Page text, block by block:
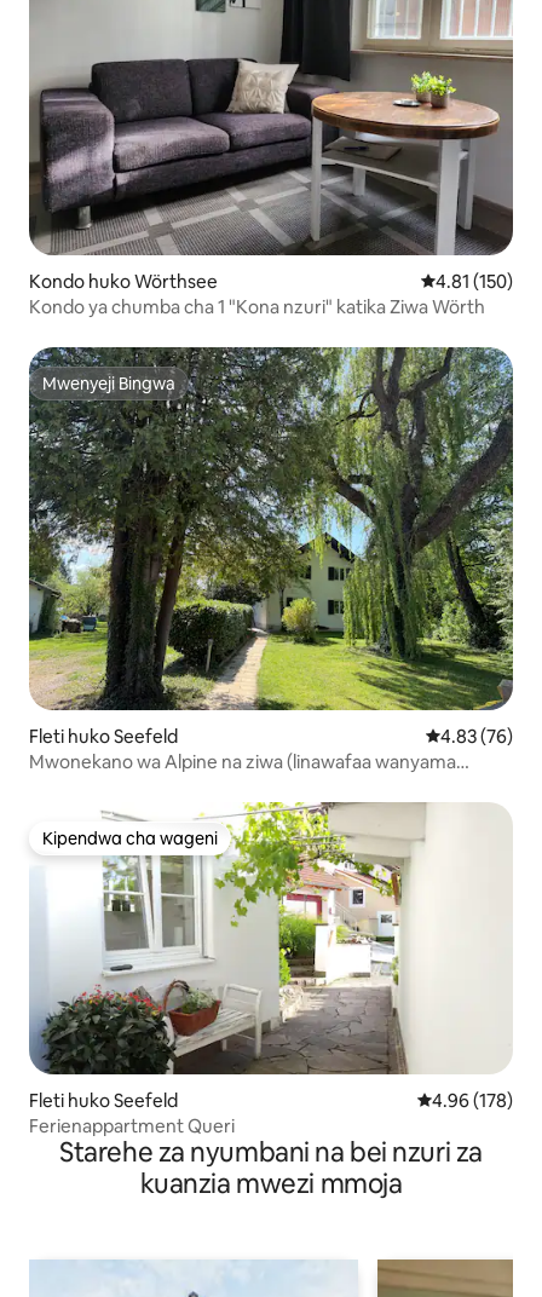
Kondo huko Wörthsee Ukadiriaji wa
4.81 (150)
Kondo ya chumba cha 1 "Kona nzuri" katika Ziwa Wörth
Mwenyeji Bingwa
Mwenyeji Bingwa
Fleti huko Seefeld Ukadiriaji wa
4.83 (76)
Mwonekano wa Alpine na ziwa (linawafaa wanyama
Kipendwa cha wageni
Kipendwa cha wageni
Fleti huko Seefeld Ukadiriaji wa
4.96 (178)
Ferienappartment Queri
Starehe za nyumbani na bei nzuri za
kuanzia mwezi mmoja